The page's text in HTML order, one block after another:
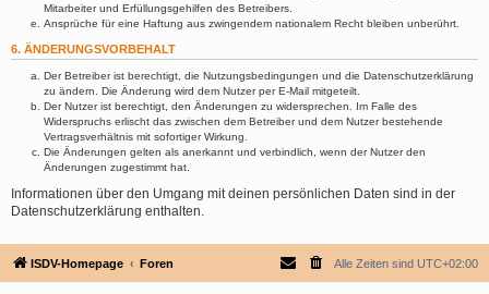
Mitarbeiter und Erfüllungsgehilfen des Betreibers.
Ansprüche für eine Haftung aus zwingendem nationalem Recht bleiben unberührt.
6. ÄNDERUNGSVORBEHALT
Der Betreiber ist berechtigt, die Nutzungsbedingungen und die Datenschutzerklärung
zu ändern. Die Änderung wird dem Nutzer per E-Mail mitgeteilt.
Der Nutzer ist berechtigt, den Änderungen zu widersprechen. Im Falle des
Widerspruchs erlischt das zwischen dem Betreiber und dem Nutzer bestehende
Vertragsverhältnis mit sofortiger Wirkung.
Die Änderungen gelten als anerkannt und verbindlich, wenn der Nutzer den
Änderungen zugestimmt hat.
Informationen über den Umgang mit deinen persönlichen Daten sind in der
Datenschutzerklärung enthalten.
ISDV-Homepage Foren Alle Zeiten sind UTC+02:00